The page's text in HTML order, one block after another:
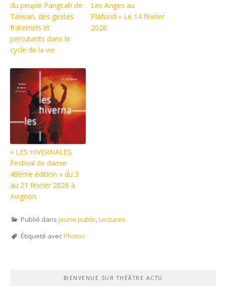
du peuple Pangcah de
Taïwan, des gestes
fraternels et
percutants dans le
cycle de la vie
Les Anges au
Plafond » Le 14 février
2026
« LES HIVERNALES
Festival de danse
48ème édition » du 3
au 21 février 2026 à
Avignon
Publié dans Jeune public,Lectures
Étiqueté avecPhotos
BIENVENUE SUR THÉÂTRE ACTU